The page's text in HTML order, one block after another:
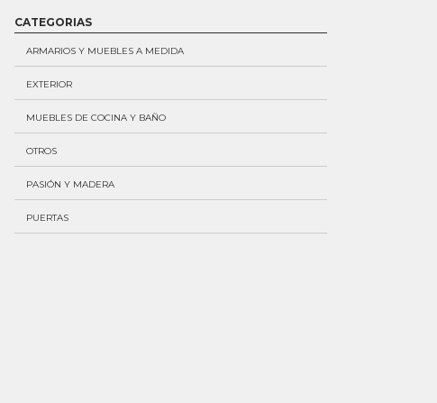
CATEGORIAS
ARMARIOS Y MUEBLES A MEDIDA
EXTERIOR
MUEBLES DE COCINA Y BAÑO
OTROS
PASIÓN Y MADERA
PUERTAS